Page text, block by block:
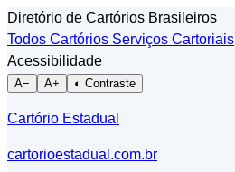
Diretório de Cartórios Brasileiros
Todos Cartórios Serviços Cartoriais
Acessibilidade
A− A+ ◐ Contraste
Cartório Estadual
cartorioestadual.com.br